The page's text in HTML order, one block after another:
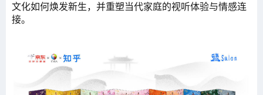
文化如何焕发新生，并重塑当代家庭的视听体验与情感连
接。